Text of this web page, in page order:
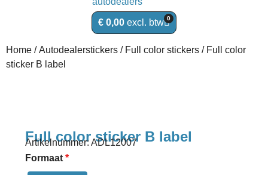
€0,00 0
Home /Autodealerstickers / Full color stickers / Full color
sticker B label
Full color sticker B label
Artikelnummer: ADL12007
Formaat *